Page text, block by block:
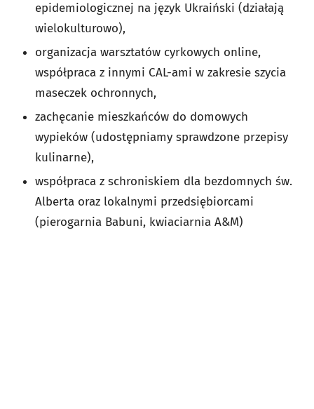
epidemiologicznej na język Ukraiński (działają
wielokulturowo),
organizacja warsztatów cyrkowych online,
współpraca z innymi CAL-ami w zakresie szycia
maseczek ochronnych,
zachęcanie mieszkańców do domowych
wypieków (udostępniamy sprawdzone przepisy
kulinarne),
współpraca z schroniskiem dla bezdomnych św.
Alberta oraz lokalnymi przedsiębiorcami
(pierogarnia Babuni, kwiaciarnia A&M)